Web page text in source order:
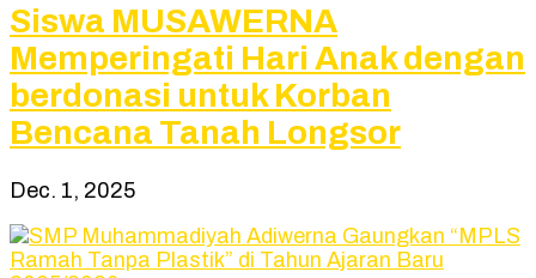
Siswa MUSAWERNA
Memperingati Hari Anak dengan
berdonasi untuk Korban
Bencana Tanah Longsor
Dec. 1, 2025